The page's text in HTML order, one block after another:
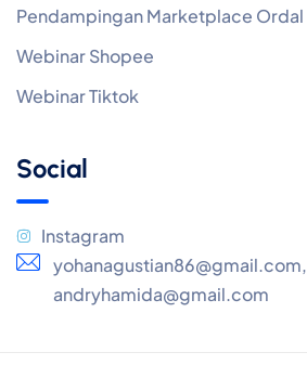
Pendampingan Marketplace Ordal
Webinar Shopee
Webinar Tiktok
Social
Instagram
yohanagustian86@gmail.com,
andryhamida@gmail.com